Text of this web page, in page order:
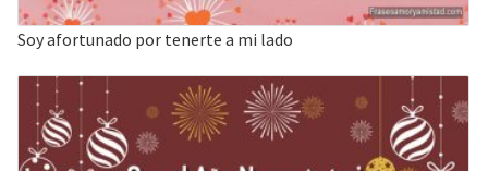
Soy afortunado por tenerte a mi lado